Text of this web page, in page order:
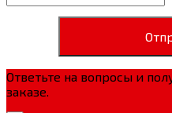
Ответьте на вопросы и
заказе.